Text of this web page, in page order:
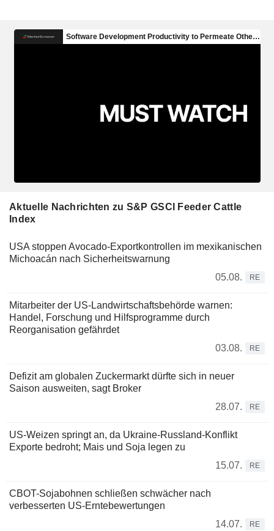
Aktuelle Nachrichten zu S&P GSCI Feeder Cattle
Index
USA stoppen Avocado-Exportkontrollen im mexikanischen
Michoacán nach Sicherheitswarnung
05.08.
RE
Mitarbeiter der US-Landwirtschaftsbehörde warnen:
Handel, Forschung und Hilfsprogramme durch
Reorganisation gefährdet
03.08.
RE
Defizit am globalen Zuckermarkt dürfte sich in neuer
Saison ausweiten, sagt Broker
28.07.
RE
US-Weizen springt an, da Ukraine-Russland-Konflikt
Exporte bedroht; Mais und Soja legen zu
15.07.
RE
CBOT-Sojabohnen schließen schwächer nach
verbesserten US-Erntebewertungen
14.07.
RE